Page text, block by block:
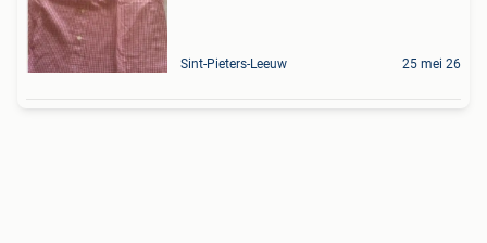
Sint-Pieters-Leeuw 25 mei 26